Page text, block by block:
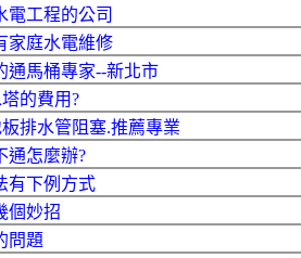
電工程的公司
家庭水電維修
通馬桶專家--新北市
的費用?
排水管阻塞.推薦專業
通怎麼辦?
有下例方式
個妙招
問題